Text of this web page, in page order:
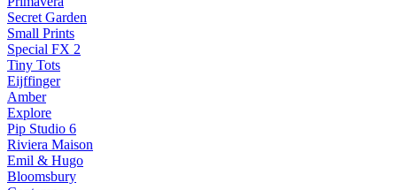
Secret Garden
Small Prints
Special FX 2
Tiny Tots
Eijffinger
Amber
Explore
Pip Studio 6
Riviera Maison
Emil & Hugo
Bloomsbury